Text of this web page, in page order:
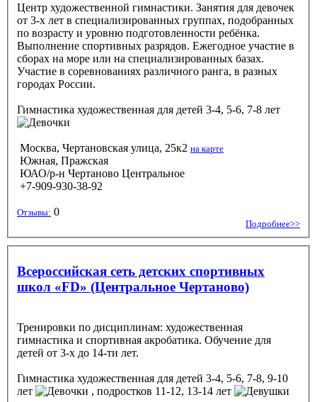
Центр художественной гимнастики. Занятия для девочек
от 3-х лет в специализированных группах, подобранных
по возрасту и уровню подготовленности ребёнка.
Выполнение спортивных разрядов. Ежегодное участие в
сборах на море или на специализированных базах.
Участие в соревнованиях различного ранга, в разных
городах России.
Гимнастика художественная для детей 3-4, 5-6, 7-8 лет
Москва, Чертановская улица, 25к2 на карте
Южная, Пражская
ЮАО/р-н Чертаново Центральное
+7-909-930-38-92
Отзывы: 0
Подробнее>>
Всероссийская сеть детских спортивных
школ «FD» (Центральное Чертаново)
Тренировки по дисциплинам: художественная
гимнастика и спортивная акробатика. Обучение для
детей от 3-х до 14-ти лет.
Гимнастика художественная для детей 3-4, 5-6, 7-8, 9-10
лет
, подростков 11-12, 13-14 лет